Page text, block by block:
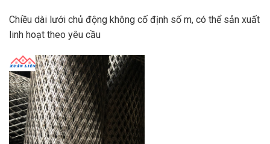
Chiều dài lưới chủ động không cố định số m, có thể sản xuất
linh hoạt theo yêu cầu